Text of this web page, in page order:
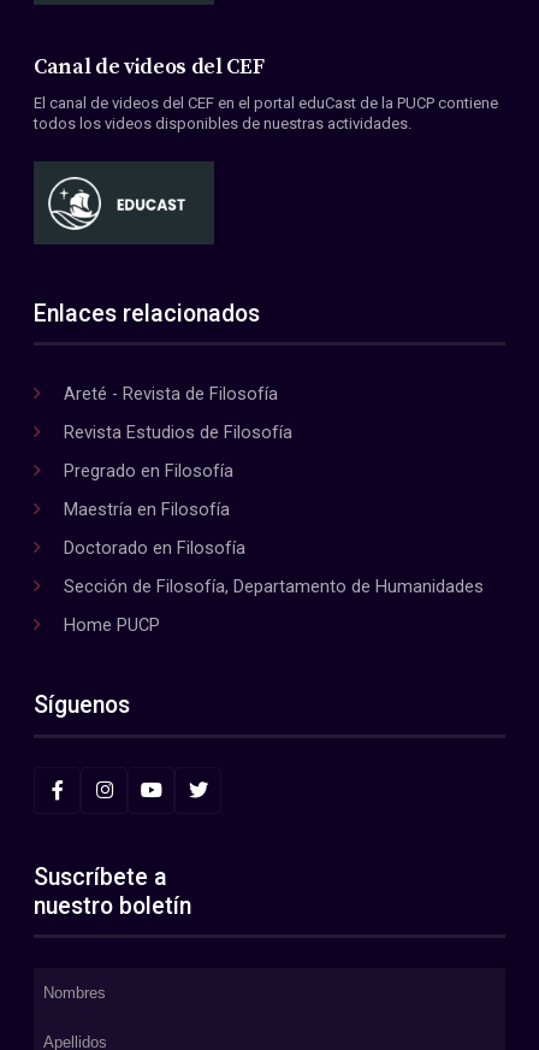
Canal de videos del CEF
El canal de videos del CEF en el portal eduCast de la PUCP contiene
todos los videos disponibles de nuestras actividades.
Enlaces relacionados
Areté - Revista de Filosofía
Revista Estudios de Filosofía
Pregrado en Filosofía
Maestría en Filosofía
Doctorado en Filosofía
Sección de Filosofía, Departamento de Humanidades
Home PUCP
Síguenos
Suscríbete a
nuestro boletín